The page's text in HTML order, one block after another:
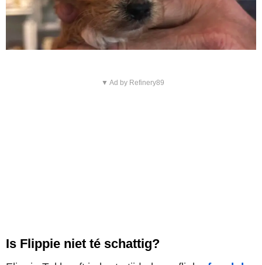
▼ Ad by Refinery89
Is Flippie niet té schattig?